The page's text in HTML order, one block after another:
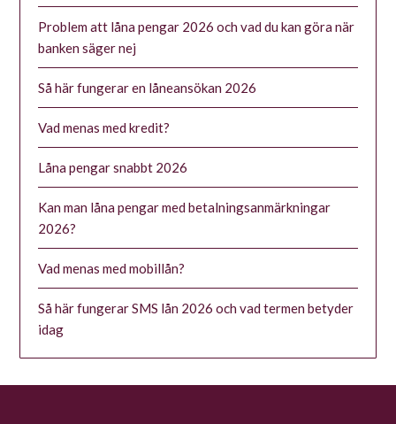
Problem att låna pengar 2026 och vad du kan göra när
banken säger nej
Så här fungerar en låneansökan 2026
Vad menas med kredit?
Låna pengar snabbt 2026
Kan man låna pengar med betalningsanmärkningar
2026?
Vad menas med mobillån?
Så här fungerar SMS lån 2026 och vad termen betyder
idag